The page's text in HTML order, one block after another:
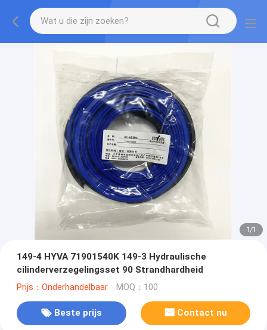
1/1
149-4 HYVA 71901540K 149-3 Hydraulische
cilinderverzegelingsset 90 Strandhardheid
Prijs：Onderhandelbaar MOQ：100
Beste prijs Contact nu